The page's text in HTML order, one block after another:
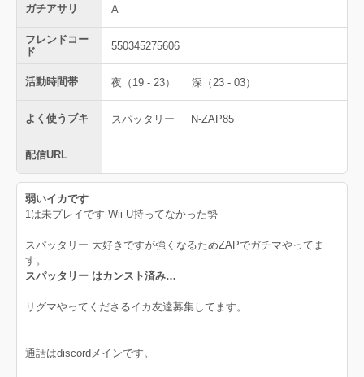
ガチアサリ A
フレンドコー
ド
550345275606
活動時間帯 夜（19 - 23） 深（23 - 03）
よく使うブキ スパッタリー N-ZAP85
配信URL
弱いイカです
1は未プレイです Wii U持ってなかった勢
スパッタリー 大好きですが強くなるためZAPでガチマやってま
す。
スパッタリー はカンスト済み…
リグマやってくださるイカ友達募集してます。
通話はdiscordメインです。